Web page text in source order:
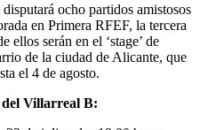
ocho partidos amistosos
en Primera RFEF, la tercera
ellos serán en el ‘stage’ de
de la ciudad de Alicante, que
el 4 de agosto.
Villarreal B: